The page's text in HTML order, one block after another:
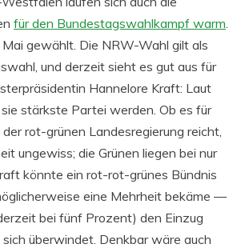
für den Bundestagswahlkampf warm.
gewählt. Die NRW-Wahl gilt als
und derzeit sieht es gut aus für
Hannelore Kraft: Laut
stärkste Partei werden. Ob es für
rot-grünen Landesregierung reicht,
ungewiss; die Grünen liegen bei nur
könnte ein rot-rot-grünes Bündnis
eine Mehrheit bekäme —
bei fünf Prozent) den Einzug
überwindet. Denkbar wäre auch